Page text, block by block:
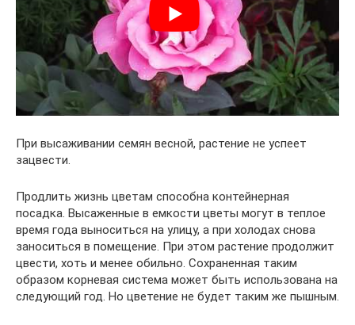
При высаживании семян весной, растение не успеет
зацвести.
Продлить жизнь цветам способна контейнерная
посадка. Высаженные в емкости цветы могут в теплое
время года выноситься на улицу, а при холодах снова
заноситься в помещение. При этом растение продолжит
цвести, хоть и менее обильно. Сохраненная таким
образом корневая система может быть использована на
следующий год. Но цветение не будет таким же пышным.